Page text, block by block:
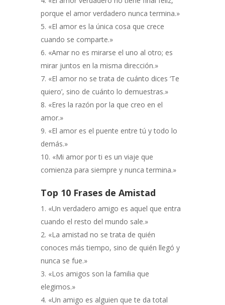
porque el amor verdadero nunca termina.»
«El amor es la única cosa que crece
cuando se comparte.»
«Amar no es mirarse el uno al otro; es
mirar juntos en la misma dirección.»
«El amor no se trata de cuánto dices ‘Te
quiero’, sino de cuánto lo demuestras.»
«Eres la razón por la que creo en el
amor.»
«El amor es el puente entre tú y todo lo
demás.»
«Mi amor por ti es un viaje que
comienza para siempre y nunca termina.»
Top 10 Frases de Amistad
«Un verdadero amigo es aquel que entra
cuando el resto del mundo sale.»
«La amistad no se trata de quién
conoces más tiempo, sino de quién llegó y
nunca se fue.»
«Los amigos son la familia que
elegimos.»
«Un amigo es alguien que te da total